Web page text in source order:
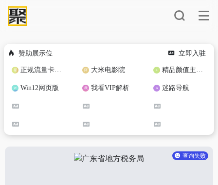
赞助展示位 立即入驻
正规流量卡免费加盟合作 大米电影院 精品颜值主播定制
Win12网页版 我看VIP解析 迷路导航
查询失败